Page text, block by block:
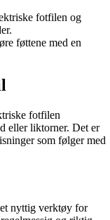
fotfilen og
føttene med en
fotfilen
eller liktorner. Det er
som følger med
nyttig verktøy for